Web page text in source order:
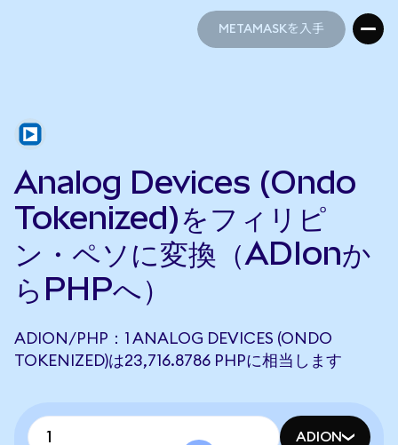
METAMASKを入手
Analog Devices (Ondo
Tokenized)をフィリピ
ン・ペソに変換（ADIonか
らPHPへ）
ADION/PHP：1 ANALOG DEVICES (ONDO
TOKENIZED)は23,716.8786 PHPに相当します
ADION